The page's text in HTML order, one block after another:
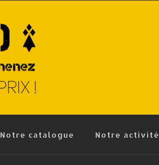
Notre catalogue Notre activité